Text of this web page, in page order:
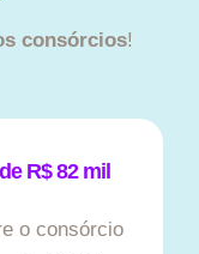
consórcios!
R$ 82 mil
o consórcio